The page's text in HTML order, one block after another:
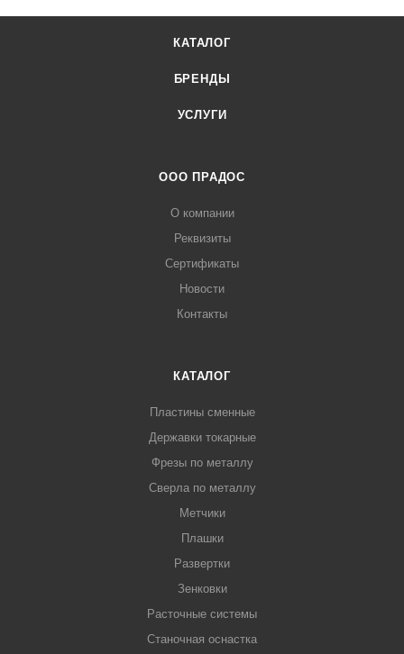
КАТАЛОГ
БРЕНДЫ
УСЛУГИ
ООО ПРАДОС
О компании
Реквизиты
Сертификаты
Новости
Контакты
КАТАЛОГ
Пластины сменные
Державки токарные
Фрезы по металлу
Сверла по металлу
Метчики
Плашки
Развертки
Зенковки
Расточные системы
Станочная оснастка